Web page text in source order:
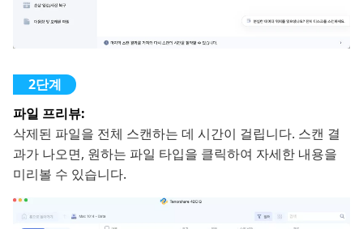
파일 프리뷰:
삭제된 파일을 전체 스캔하는 데 시간이 걸립니다. 스캔 결
과가 나오면, 원하는 파일 타입을 클릭하여 자세한 내용을
미리볼 수 있습니다.